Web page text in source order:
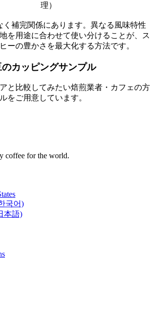
理）
く補完関係にあります。異なる風味特性
を用途に合わせて使い分けることが、ス
ーの豊かさを最大化する方法です。
カッピングサンプル
と比較してみたい焙煎業者・カフェの方
をご用意しています。
coffee for the world.
국어)
本語)